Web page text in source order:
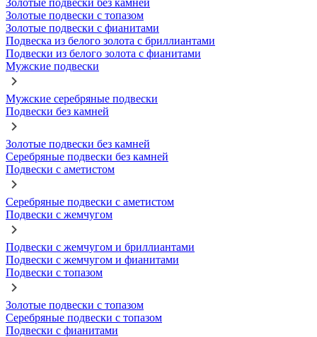
Золотые подвески без камней
Золотые подвески с топазом
Золотые подвески с фианитами
Подвеска из белого золота с бриллиантами
Подвески из белого золота с фианитами
Мужские подвески
Мужские серебряные подвески
Подвески без камней
Золотые подвески без камней
Серебряные подвески без камней
Подвески с аметистом
Серебряные подвески с аметистом
Подвески с жемчугом
Подвески с жемчугом и бриллиантами
Подвески с жемчугом и фианитами
Подвески с топазом
Золотые подвески с топазом
Серебряные подвески с топазом
Подвески с фианитами